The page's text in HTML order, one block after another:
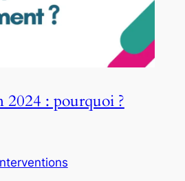
2024 : pourquoi ?